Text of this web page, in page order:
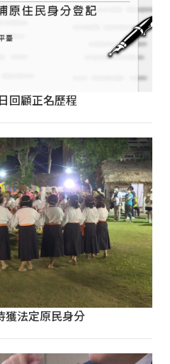
回顧正名歷程
獲法定原民身分